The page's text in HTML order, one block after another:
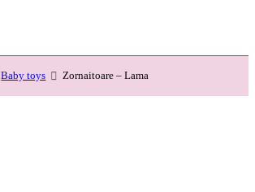
Baby toys Zornaitoare – Lama